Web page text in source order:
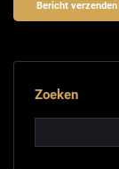
Zoeken